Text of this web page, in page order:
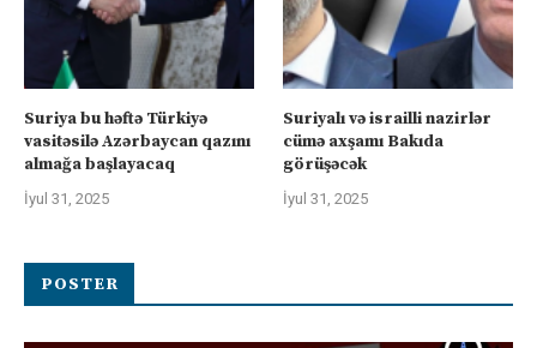
Suriya bu həftə Türkiyə
vasitəsilə Azərbaycan qazını
almağa başlayacaq
İyul 31, 2025
Suriyalı və israilli nazirlər
cümə axşamı Bakıda
görüşəcək
İyul 31, 2025
POSTER